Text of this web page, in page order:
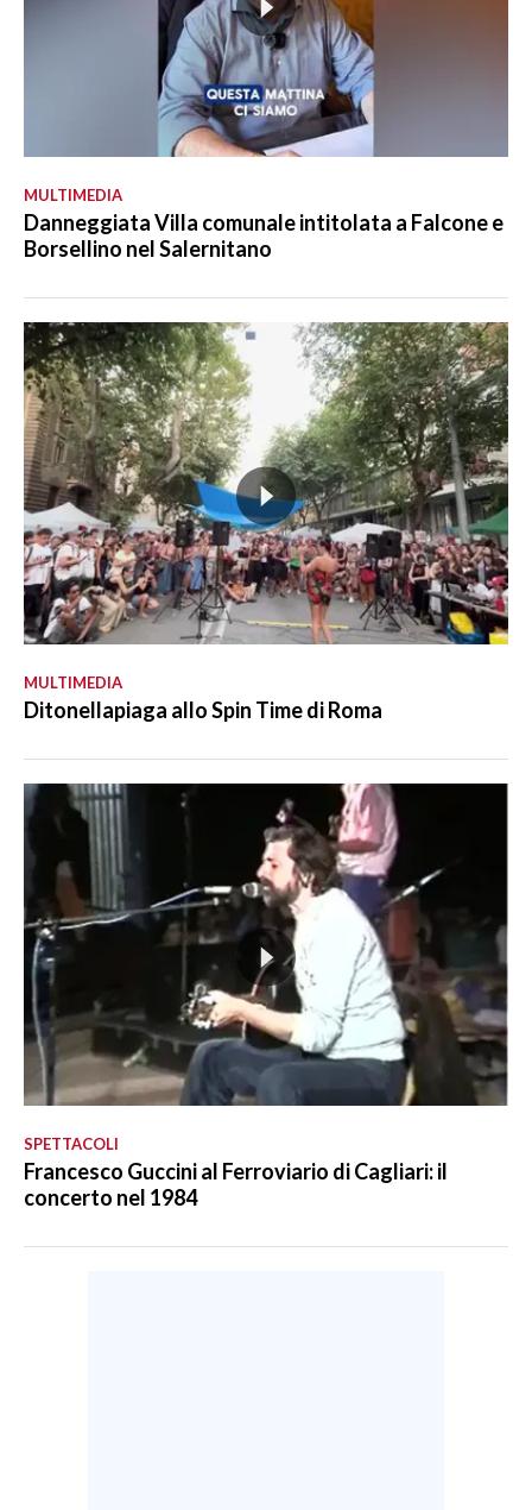
MULTIMEDIA
Danneggiata Villa comunale intitolata a Falcone e
Borsellino nel Salernitano
MULTIMEDIA
Ditonellapiaga allo Spin Time di Roma
SPETTACOLI
Francesco Guccini al Ferroviario di Cagliari: il
concerto nel 1984